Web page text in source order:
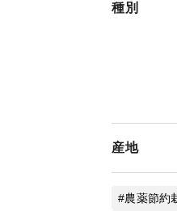
種別
産地
農薬節約